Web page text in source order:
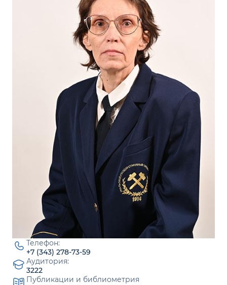
Телефон:
+7 (343) 278-73-59
Аудитория:
3222
Публикации и библиометрия